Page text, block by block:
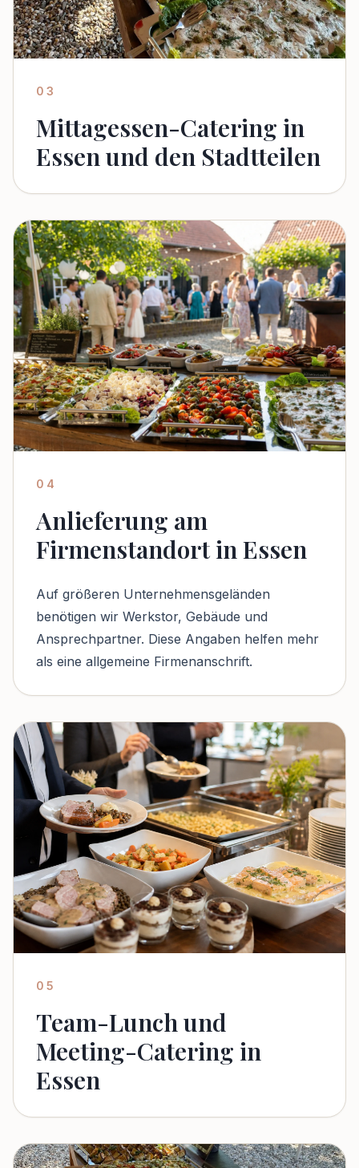
03
Mittagessen-Catering in
Essen und den Stadtteilen
04
Anlieferung am
Firmenstandort in Essen
Auf größeren Unternehmensgeländen
benötigen wir Werkstor, Gebäude und
Ansprechpartner. Diese Angaben helfen mehr
als eine allgemeine Firmenanschrift.
05
Team-Lunch und
Meeting-Catering in
Essen